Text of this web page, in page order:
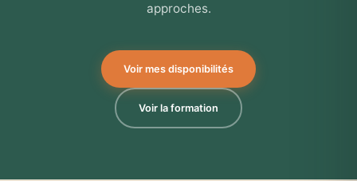
approches.
Voir mes disponibilités
Voir la formation